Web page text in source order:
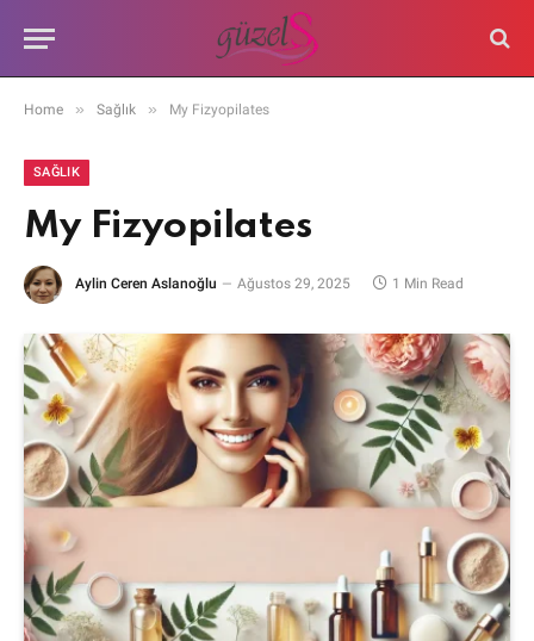
Home » Sağlık » My Fizyopilates
SAĞLIK
My Fizyopilates
Aylin Ceren Aslanoğlu Ağustos 29, 2025 1 Min Read